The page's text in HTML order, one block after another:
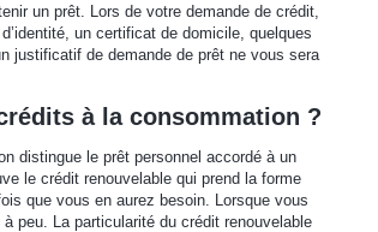
un prêt. Lors de votre demande de crédit,
un certificat de domicile, quelques
justificatif de demande de prêt ne vous sera
à la consommation ?
distingue le prêt personnel accordé à un
le crédit renouvelable qui prend la forme
que vous en aurez besoin. Lorsque vous
peu. La particularité du crédit renouvelable